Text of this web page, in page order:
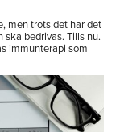
men trots det har det
bedrivas. Tills nu.
immunterapi som